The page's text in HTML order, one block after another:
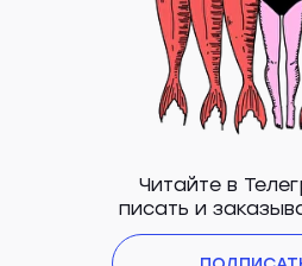
Читайте в
писать и